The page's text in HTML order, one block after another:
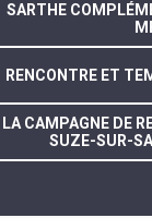
SARTHE
RENCONTRE ET
LA CAMPAGNE DE
SUZE-SUR-